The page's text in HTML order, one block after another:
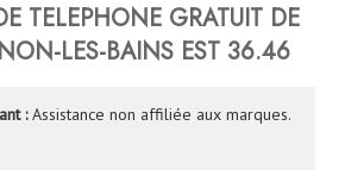
TELEPHONE GRATUIT DE
LES-BAINS EST 36.46
:Assistance non affiliée aux marques.